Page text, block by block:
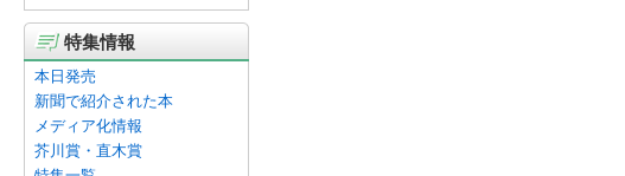
特集情報
本日発売
新聞で紹介された本
メディア化情報
芥川賞・直木賞